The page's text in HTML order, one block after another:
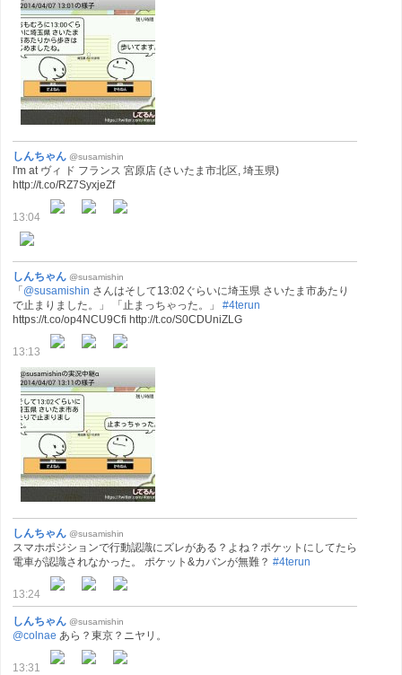
しんちゃん @susamishin
I'm at ヴィ ド フランス 宮原店 (さいたま市北区, 埼玉県)
http://t.co/RZ7SyxjeZf
13:04
しんちゃん @susamishin
「@susamishin さんはそして13:02ぐらいに埼玉県 さいたま市あたり
で止まりました。」 「止まっちゃった。」 #4terun
https://t.co/op4NCU9Cfi http://t.co/S0CDUniZLG
13:13
しんちゃん @susamishin
スマホポジションで行動認識にズレがある？よね？ポケットにしてたら
電車が認識されなかった。 ポケット&カバンが無難？ #4terun
13:24
しんちゃん @susamishin
@colnae あら？東京？ニヤリ。
13:31